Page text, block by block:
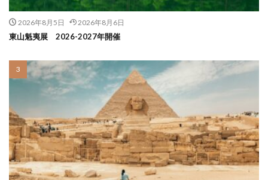
2026年8月5日 2026年8月6日
東山魁夷展 2026-2027年開催